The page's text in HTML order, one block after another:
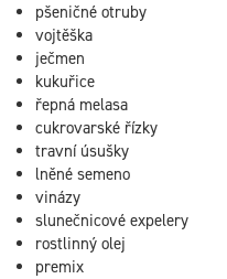
pšeničné otruby
vojtěška
ječmen
kukuřice
řepná melasa
cukrovarské řízky
travní úsušky
lněné semeno
vinázy
slunečnicové expelery
rostlinný olej
premix